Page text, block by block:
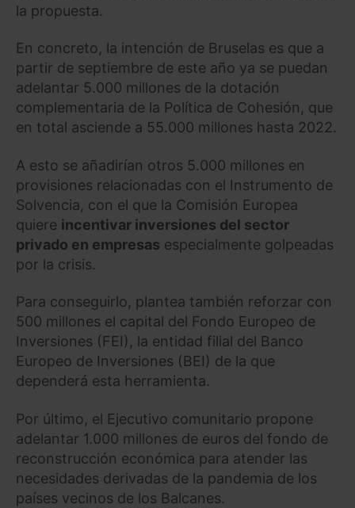
la propuesta.
En concreto, la intención de Bruselas es que a
partir de septiembre de este año ya se puedan
adelantar 5.000 millones de la dotación
complementaria de la Política de Cohesión, que
en total asciende a 55.000 millones hasta 2022.
A esto se añadirían otros 5.000 millones en
provisiones relacionadas con el Instrumento de
Solvencia, con el que la Comisión Europea
quiere incentivar inversiones del sector
privado en empresas especialmente golpeadas
por la crisis.
Para conseguirlo, plantea también reforzar con
500 millones el capital del Fondo Europeo de
Inversiones (FEI), la entidad filial del Banco
Europeo de Inversiones (BEI) de la que
dependerá esta herramienta.
Por último, el Ejecutivo comunitario propone
adelantar 1.000 millones de euros del fondo de
reconstrucción económica para atender las
necesidades derivadas de la pandemia de los
países vecinos de los Balcanes.